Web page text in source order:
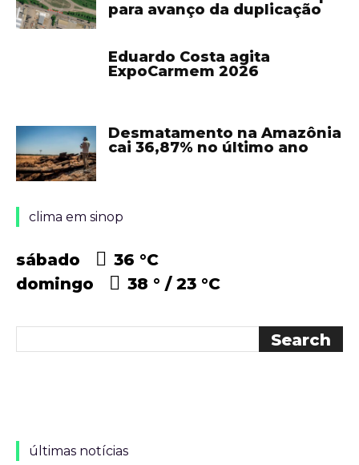
para avanço da duplicação
Eduardo Costa agita
ExpoCarmem 2026
Desmatamento na Amazônia
cai 36,87% no último ano
clima em sinop
sábado 36 °C
domingo
38 ° 23 °C
últimas notícias